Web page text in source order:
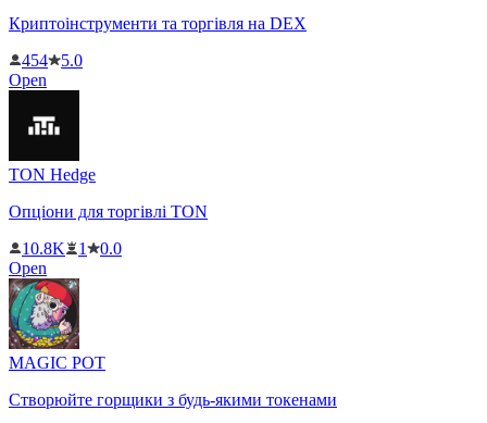
Криптоінструменти та торгівля на DEX
454
5.0
Open
TON Hedge
Опціони для торгівлі TON
10.8K
1
0.0
Open
MAGIC POT
Створюйте горщики з будь-якими токенами